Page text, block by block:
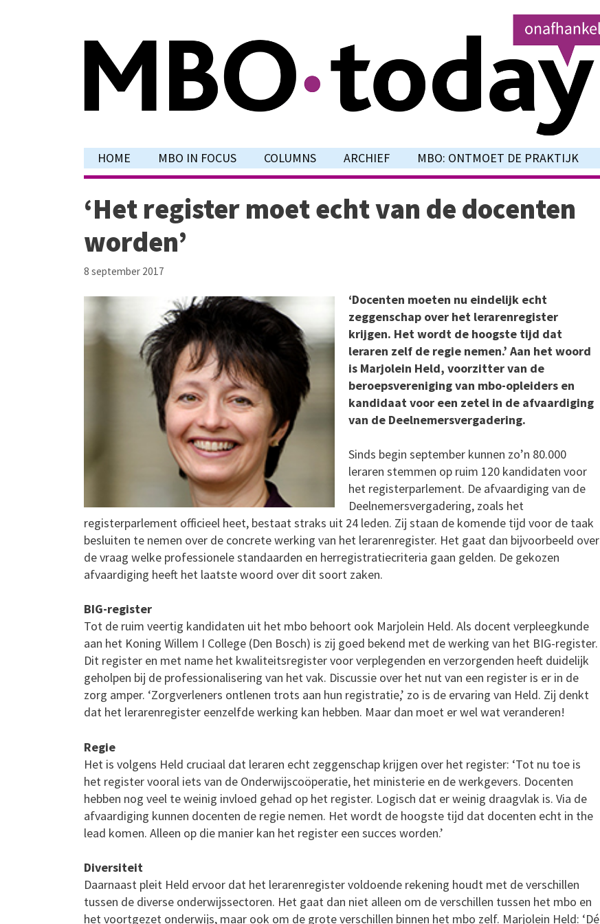
HOME MBO IN FOCUS COLUMNS ARCHIEF MBO: ONTMOET DE PRAKTIJK
‘Het register moet echt van de docenten
worden’
8 september 2017
‘Docenten moeten nu eindelijk echt
zeggenschap over het lerarenregister
krijgen. Het wordt de hoogste tijd dat
leraren zelf de regie nemen.’ Aan het woord
is Marjolein Held, voorzitter van de
beroepsvereniging van mbo-opleiders en
kandidaat voor een zetel in de afvaardiging
van de Deelnemersvergadering.
Sinds begin september kunnen zo’n 80.000
leraren stemmen op ruim 120 kandidaten voor
het registerparlement. De afvaardiging van de
Deelnemersvergadering, zoals het
registerparlement officieel heet, bestaat straks uit 24 leden. Zij staan de komende tijd voor de taak
besluiten te nemen over de concrete werking van het lerarenregister. Het gaat dan bijvoorbeeld over
de vraag welke professionele standaarden en herregistratiecriteria gaan gelden. De gekozen
afvaardiging heeft het laatste woord over dit soort zaken.
BIG-register
Tot de ruim veertig kandidaten uit het mbo behoort ook Marjolein Held. Als docent verpleegkunde
aan het Koning Willem I College (Den Bosch) is zij goed bekend met de werking van het BIG-register.
Dit register en met name het kwaliteitsregister voor verplegenden en verzorgenden heeft duidelijk
geholpen bij de professionalisering van het vak. Discussie over het nut van een register is er in de
zorg amper. ‘Zorgverleners ontlenen trots aan hun registratie,’ zo is de ervaring van Held. Zij denkt
dat het lerarenregister eenzelfde werking kan hebben. Maar dan moet er wel wat veranderen!
Regie
Het is volgens Held cruciaal dat leraren echt zeggenschap krijgen over het register: ‘Tot nu toe is
het register vooral iets van de Onderwijscoöperatie, het ministerie en de werkgevers. Docenten
hebben nog veel te weinig invloed gehad op het register. Logisch dat er weinig draagvlak is. Via de
afvaardiging kunnen docenten de regie nemen. Het wordt de hoogste tijd dat docenten echt in the
lead komen. Alleen op die manier kan het register een succes worden.’
Diversiteit
Daarnaast pleit Held ervoor dat het lerarenregister voldoende rekening houdt met de verschillen
tussen de diverse onderwijssectoren. Het gaat dan niet alleen om de verschillen tussen het mbo en
het voortgezet onderwijs, maar ook om de grote verschillen binnen het mbo zelf. Marjolein Held: ‘Dé